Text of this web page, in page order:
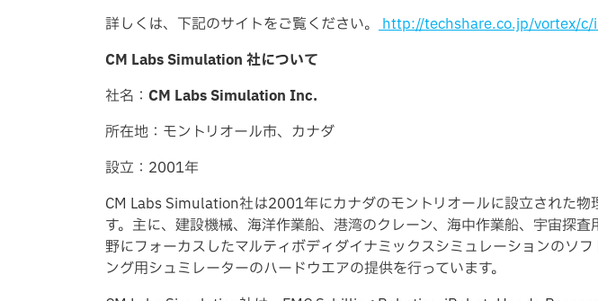
詳しくは、下記のサイトをご覧ください。
http://techshare.co.jp/vortex/
CM Labs Simulation 社について
社名： CM Labs Simulation Inc.
所在地：モントリオール市、カナダ
設立：2001年
CM Labs Simulation社は2001年にカナダのモントリオールに設立された
す。主に、建設機械、海洋作業船、港湾のクレーン、海中作業船、宇宙探
野にフォーカスしたマルティボディダイナミックスシミュレーションのソ
ング用シュミレーターのハードウエアの提供を行っています。